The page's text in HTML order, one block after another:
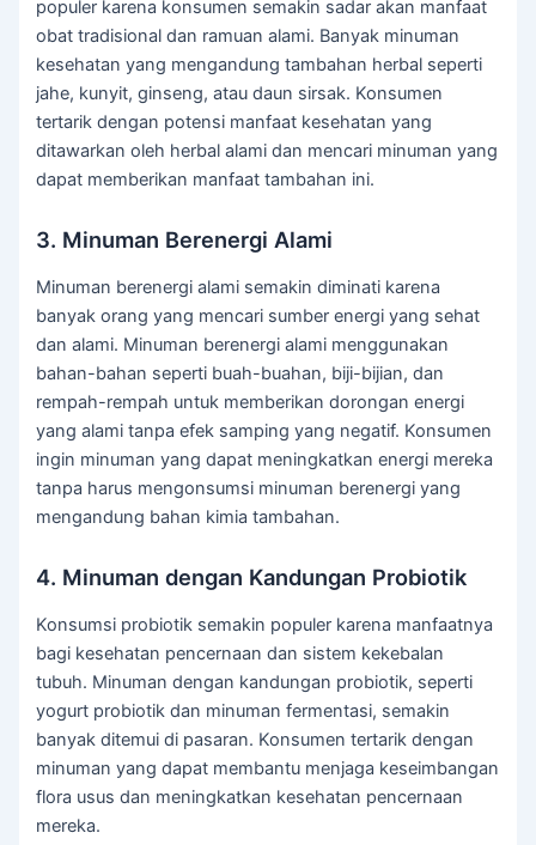
populer karena konsumen semakin sadar akan manfaat
obat tradisional dan ramuan alami. Banyak minuman
kesehatan yang mengandung tambahan herbal seperti
jahe, kunyit, ginseng, atau daun sirsak. Konsumen
tertarik dengan potensi manfaat kesehatan yang
ditawarkan oleh herbal alami dan mencari minuman yang
dapat memberikan manfaat tambahan ini.
3. Minuman Berenergi Alami
Minuman berenergi alami semakin diminati karena
banyak orang yang mencari sumber energi yang sehat
dan alami. Minuman berenergi alami menggunakan
bahan-bahan seperti buah-buahan, biji-bijian, dan
rempah-rempah untuk memberikan dorongan energi
yang alami tanpa efek samping yang negatif. Konsumen
ingin minuman yang dapat meningkatkan energi mereka
tanpa harus mengonsumsi minuman berenergi yang
mengandung bahan kimia tambahan.
4. Minuman dengan Kandungan Probiotik
Konsumsi probiotik semakin populer karena manfaatnya
bagi kesehatan pencernaan dan sistem kekebalan
tubuh. Minuman dengan kandungan probiotik, seperti
yogurt probiotik dan minuman fermentasi, semakin
banyak ditemui di pasaran. Konsumen tertarik dengan
minuman yang dapat membantu menjaga keseimbangan
flora usus dan meningkatkan kesehatan pencernaan
mereka.